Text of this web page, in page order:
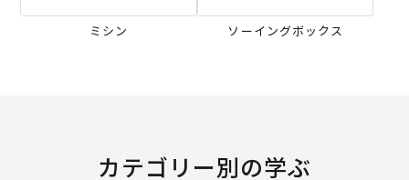
ミシン ソーイングボックス
カテゴリー別の学ぶ